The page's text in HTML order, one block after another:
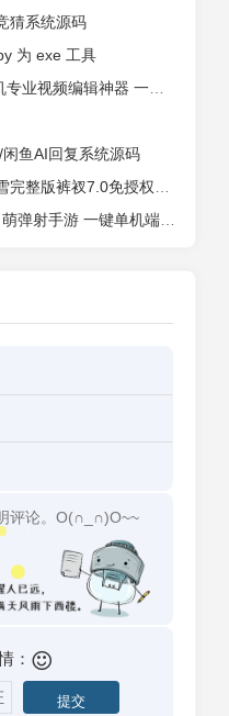
猜系统源码
为 exe 工具
频编辑神器 一键式AI加持
鱼AI回复系统源码
+寒冬之城+万象古城+天威大陆+大唐盛世【站长亲测】
手工端 + GM 后台 + 安卓 iOS 双端带教程
：